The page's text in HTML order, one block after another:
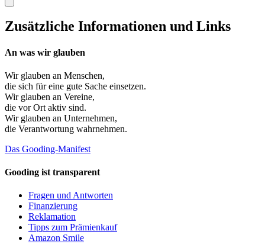
Zusätzliche Informationen und Links
An was wir glauben
Wir glauben an Menschen,
die sich für eine gute Sache einsetzen.
Wir glauben an Vereine,
die vor Ort aktiv sind.
Wir glauben an Unternehmen,
die Verantwortung wahrnehmen.
Das Gooding-Manifest
Gooding ist transparent
Fragen und Antworten
Finanzierung
Reklamation
Tipps zum Prämienkauf
Amazon Smile